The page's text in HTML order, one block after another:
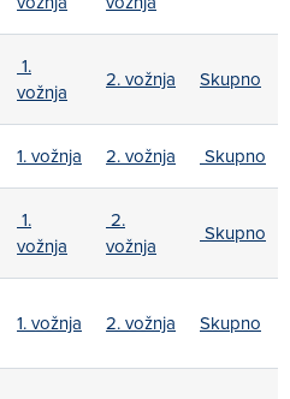
1.
vožnja
2. vožnja Skupno
1. vožnja 2. vožnja Skupno
1.
vožnja
2.
vožnja
Skupno
1. vožnja 2. vožnja Skupno